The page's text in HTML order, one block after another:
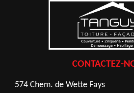
CONTACTEZ-
574 Chem. de Wette Fays